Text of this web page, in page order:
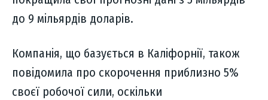
до 9 мільярдів доларів.
Компанія, що базується в Каліфорнії, також
повідомила про скорочення приблизно 5%
своєї робочої сили, оскільки